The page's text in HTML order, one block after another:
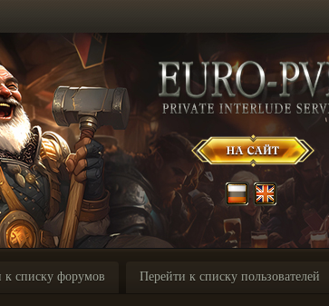
к списку форумов Перейти к списку пользователей